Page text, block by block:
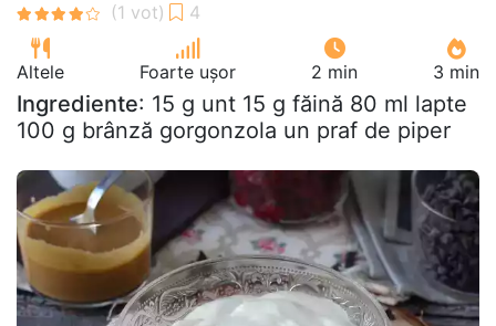
Altele Foarte ușor 2 min 3 min
Ingrediente: 15 g unt 15 g făină 80 ml lapte
100 g brânză gorgonzola un praf de piper